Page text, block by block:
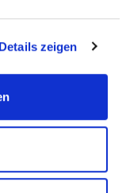
Details zeigen